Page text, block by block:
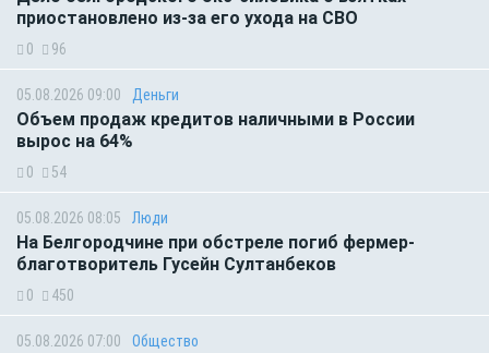
приостановлено из-за его ухода на СВО
0 96
05.08.2026 09:00 Деньги
Объем продаж кредитов наличными в России
вырос на 64%
0 54
05.08.2026 08:05 Люди
На Белгородчине при обстреле погиб фермер-
благотворитель Гусейн Султанбеков
0 450
05.08.2026 07:00 Общество